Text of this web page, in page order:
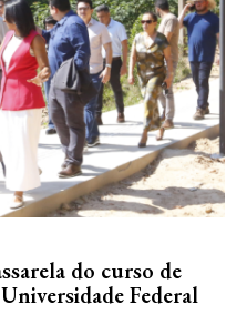
do curso de
Federal